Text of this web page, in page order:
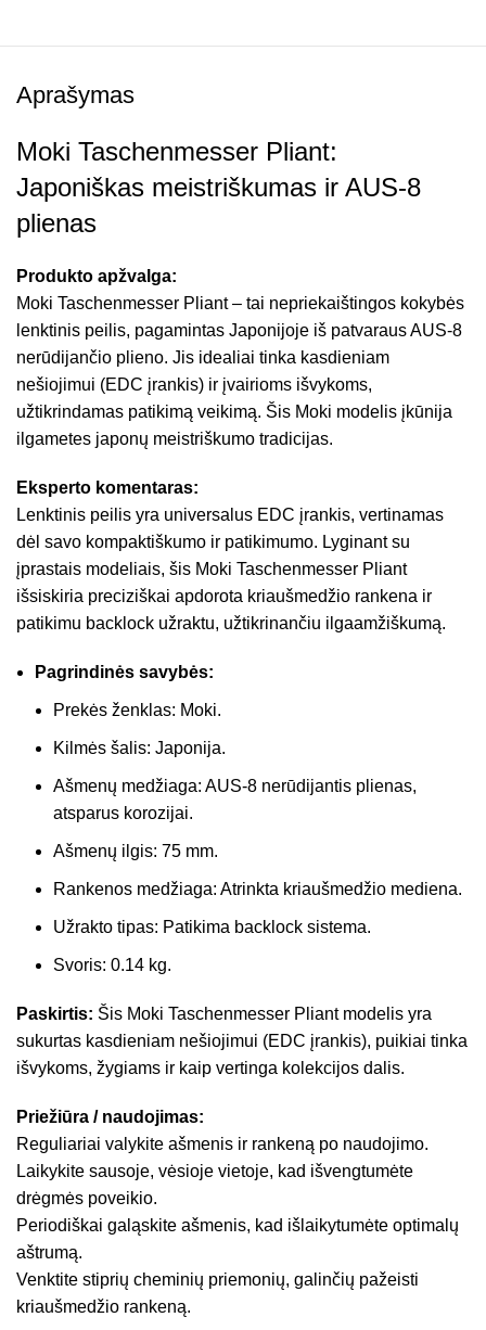
Aprašymas
Moki Taschenmesser Pliant:
Japoniškas meistriškumas ir AUS-8
plienas
Produkto apžvalga:
Moki Taschenmesser Pliant – tai nepriekaištingos kokybės
lenktinis peilis, pagamintas Japonijoje iš patvaraus AUS-8
nerūdijančio plieno. Jis idealiai tinka kasdieniam
nešiojimui (EDC įrankis) ir įvairioms išvykoms,
užtikrindamas patikimą veikimą. Šis Moki modelis įkūnija
ilgametes japonų meistriškumo tradicijas.
Eksperto komentaras:
Lenktinis peilis yra universalus EDC įrankis, vertinamas
dėl savo kompaktiškumo ir patikimumo. Lyginant su
įprastais modeliais, šis Moki Taschenmesser Pliant
išsiskiria preciziškai apdorota kriaušmedžio rankena ir
patikimu backlock užraktu, užtikrinančiu ilgaamžiškumą.
Pagrindinės savybės:
Prekės ženklas: Moki.
Kilmės šalis: Japonija.
Ašmenų medžiaga: AUS-8 nerūdijantis plienas,
atsparus korozijai.
Ašmenų ilgis: 75 mm.
Rankenos medžiaga: Atrinkta kriaušmedžio mediena.
Užrakto tipas: Patikima backlock sistema.
Svoris: 0.14 kg.
Paskirtis: Šis Moki Taschenmesser Pliant modelis yra
sukurtas kasdieniam nešiojimui (EDC įrankis), puikiai tinka
išvykoms, žygiams ir kaip vertinga kolekcijos dalis.
Priežiūra / naudojimas:
Reguliariai valykite ašmenis ir rankeną po naudojimo.
Laikykite sausoje, vėsioje vietoje, kad išvengtumėte
drėgmės poveikio.
Periodiškai galąskite ašmenis, kad išlaikytumėte optimalų
aštrumą.
Venktite stiprių cheminių priemonių, galinčių pažeisti
kriaušmedžio rankeną.